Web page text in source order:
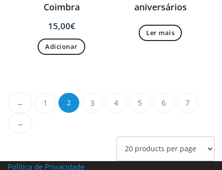
Coimbra
15,00€
Adicionar
aniversários
Ler mais
← 1 2 3 4 5 6 7
→
Política de Privacidade